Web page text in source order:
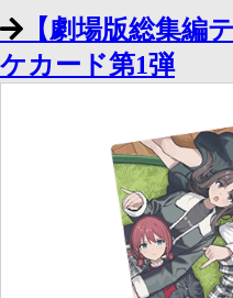
【劇場版総集編
ケカード第1弾